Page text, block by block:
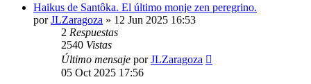
Haikus de Santôka. El último monje zen peregrino.
porJLZaragoza » 12 Jun 2025 16:53
2 Respuestas
2540 Vistas
Último mensaje porJLZaragoza
05 Oct 2025 17:56